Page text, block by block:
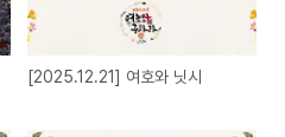
[2025.12.21] 여호와 닛시